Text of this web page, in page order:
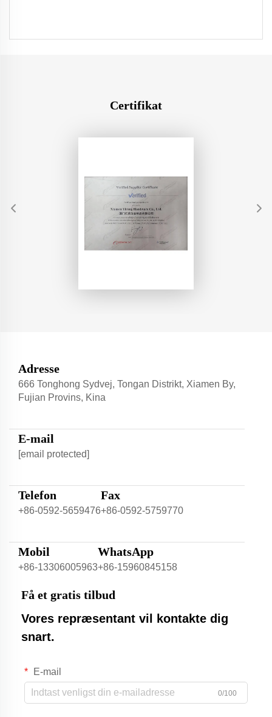
Certifikat
Adresse
666 Tonghong Sydvej, Tongan Distrikt, Xiamen By,
Fujian Provins, Kina
E-mail
[email protected]
Telefon
+86-0592-5659476
Fax
+86-0592-5759770
Mobil
+86-13306005963
WhatsApp
+86-15960845158
Få et gratis tilbud
Vores repræsentant vil kontakte dig
snart.
E-mail
0/100